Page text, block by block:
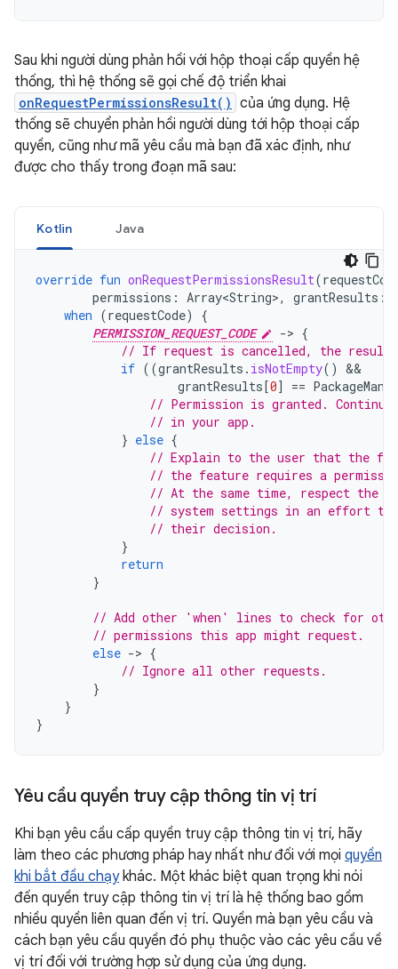
Sau khi người dùng phản hồi với hộp thoại cấp quyền hệ
thống, thì hệ thống sẽ gọi chế độ triển khai
onRequestPermissionsResult() của ứng dụng. Hệ
thống sẽ chuyển phản hồi người dùng tới hộp thoại cấp
quyền, cũng như mã yêu cầu mà bạn đã xác định, như
được cho thấy trong đoạn mã sau:
Kotlin Java
override fun onRequestPermissionsResult(
permissions : Array<String>, grantResults :
when (requestCode)
{
PERMISSION_REQUEST_CODE
-> {
// If request is cancelled, the result
if ((grantResults . isNotEmpty()
grantResults [0] ==
// Permission is granted.
// in your app.
} else {
// Explain to the user that the
// the feature requires a
// At the same time, respect the
// system settings in an effort to
// their decision.
}
return
}
// Add other 'when' lines to check for
// permissions this app might request.
else -> {
// Ignore all other requests.
}
}
}
Yêu cầu quyền truy cập thông tin vị trí
Khi bạn yêu cầu cấp quyền truy cập thông tin vị trí, hãy
làm theo các phương pháp hay nhất như đối với mọi quyền
khi bắt đầu chạykhác. Một khác biệt quan trọng khi nói
đến quyền truy cập thông tin vị trí là hệ thống bao gồm
nhiều quyền liên quan đến vị trí. Quyền mà bạn yêu cầu và
cách bạn yêu cầu quyền đó phụ thuộc vào các yêu cầu về
vị trí đối với trường hợp sử dụng của ứng dụng.